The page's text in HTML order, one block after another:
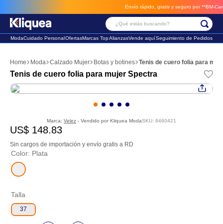
Envío rápido, gratis y seguro por **BM-Cargo**
¿Qué estás buscando?
ModaCuidado PersonalOfertasMarcas TopAlianzasVende aquíSeguimiento de Pedidos
Moda Calzado Mujer Botas y botines Tenis de cuero folia para
Tenis de cuero folia para mujer Spectra
Marca: Velez - Vendido por Kliquea ModaSKU: 8460421
US$ 148.83
Sin cargos de importación y envío gratis a RD
Color: Plata
Talla
37
2. sandalia